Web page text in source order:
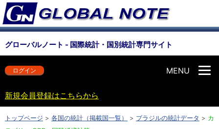
グローバルノート - 国際統計・国別統計専門サイト
MENU
ログイン
新規会員登録はこちらから
トップページ > 各国の統計（掲載国一覧） > ブラジルの統計データ > カ